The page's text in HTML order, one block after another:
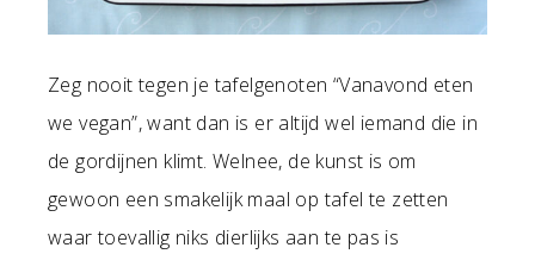
Zeg nooit tegen je tafelgenoten “Vanavond eten
we vegan”, want dan is er altijd wel iemand die in
de gordijnen klimt. Welnee, de kunst is om
gewoon een smakelijk maal op tafel te zetten
waar toevallig niks dierlijks aan te pas is